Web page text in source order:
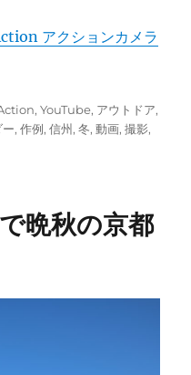
アクションカメラ
,YouTube, アウトドア,
ー,作例,信州,冬,動画,撮影,
晩秋の京都